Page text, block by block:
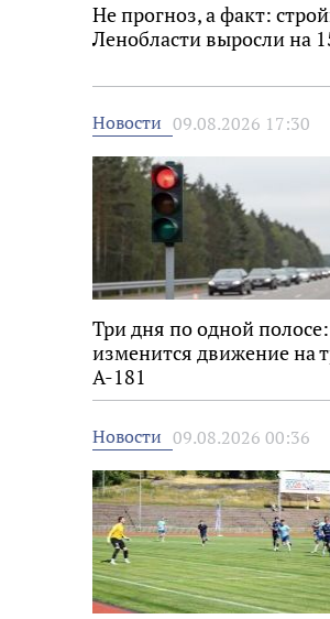
Не прогноз, а факт:
Ленобласти выросли на
Новости 09.08.2026 17:30
Три дня по одной
изменится движение на
А-181
Новости 09.08.2026 00:36